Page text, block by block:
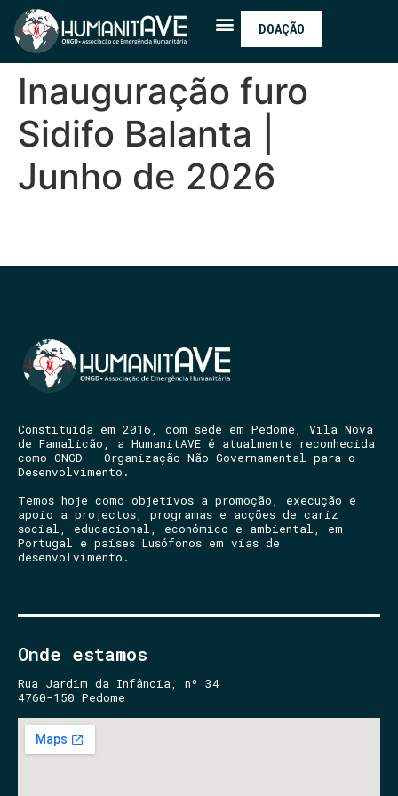
DOAÇÃO
Inauguração furo
Sidifo Balanta |
Junho de 2026
Constituída em 2016, com sede em Pedome, Vila Nova
de Famalicão, a HumanitAVE é atualmente reconhecida
como ONGD – Organização Não Governamental para o
Desenvolvimento.
Temos hoje como objetivos a promoção, execução e
apoio a projectos, programas e acções de cariz
social, educacional, económico e ambiental, em
Portugal e países Lusófonos em vias de
desenvolvimento.
Onde estamos
Rua Jardim da Infância, nº 34
4760-150 Pedome